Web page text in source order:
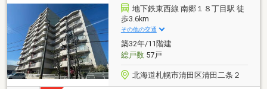
ださい○スーパーが徒歩約4分〇調理＋暖房＋給湯 都
市ガス利用◎〇新耐震基準建物【学校】小学校・・・
北野台小学校中学校・・・北野台中学校物件の詳細・
ご相談はお気軽にお問い合わせください
地下鉄東西線 南郷１８丁目駅 徒
歩3.6km
その他の交通
築32年/11階建
総戸数57戸
北海道札幌市清田区清田二条２